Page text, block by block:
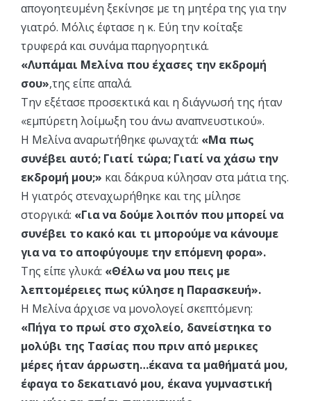
απογοητευμένη ξεκίνησε με τη μητέρα της για την
γιατρό. Μόλις έφτασε η κ. Εύη την κοίταξε
τρυφερά και συνάμα παρηγορητικά.
«Λυπάμαι Μελίνα που έχασες την εκδρομή
σου»,της είπε απαλά.
Την εξέτασε προσεκτικά και η διάγνωσή της ήταν
«εμπύρετη λοίμωξη του άνω αναπνευστικού».
Η Μελίνα αναρωτήθηκε φωναχτά: «Μα πως
συνέβει αυτό; Γιατί τώρα; Γιατί να χάσω την
εκδρομή μου;» και δάκρυα κύλησαν στα μάτια της.
Η γιατρός στεναχωρήθηκε και της μίλησε
στοργικά: «Για να δούμε λοιπόν που μπορεί να
συνέβει το κακό και τι μπορούμε να κάνουμε
για να το αποφύγουμε την επόμενη φορα».
Της είπε γλυκά: «Θέλω να μου πεις με
λεπτομέρειες πως κύλησε η Παρασκευή».
Η Μελίνα άρχισε να μονολογεί σκεπτόμενη:
«Πήγα το πρωί στο σχολείο, δανείστηκα το
μολύβι της Τασίας που πριν από μερικες
μέρες ήταν άρρωστη…έκανα τα μαθήματά μου,
έφαγα το δεκατιανό μου, έκανα γυμναστική